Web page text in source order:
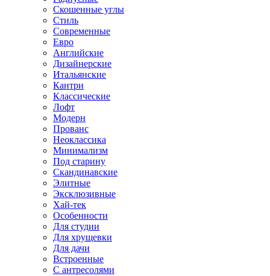
Скошенные углы
Стиль
Современные
Евро
Английские
Дизайнерские
Итальянские
Кантри
Классические
Лофт
Модерн
Прованс
Неоклассика
Минимализм
Под старину
Скандинавские
Элитные
Эксклюзивные
Хай-тек
Особенности
Для студии
Для хрущевки
Для дачи
Встроенные
С антресолями